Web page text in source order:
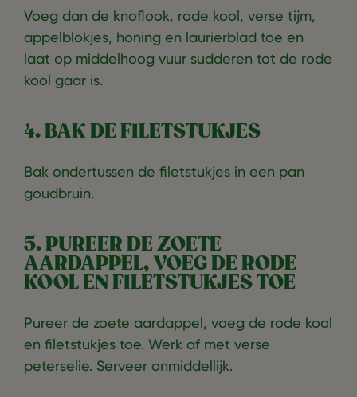
Voeg dan de knoflook, rode kool, verse tijm,
appelblokjes, honing en laurierblad toe en
laat op middelhoog vuur sudderen tot de rode
kool gaar is.
4. BAK DE FILETSTUKJES
Bak ondertussen de filetstukjes in een pan
goudbruin.
5. PUREER DE ZOETE
AARDAPPEL, VOEG DE RODE
KOOL EN FILETSTUKJES TOE
Pureer de zoete aardappel, voeg de rode kool
en filetstukjes toe. Werk af met verse
peterselie. Serveer onmiddellijk.